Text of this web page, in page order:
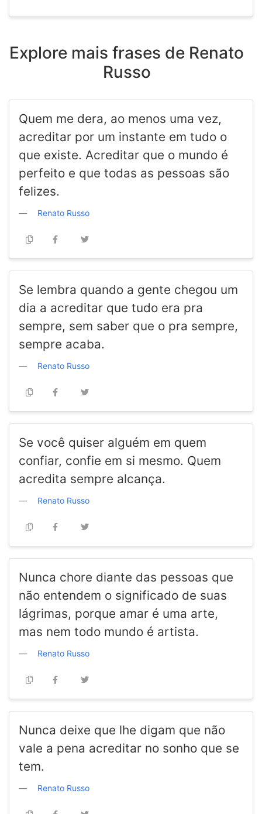
Explore mais frases de Renato
Russo
Quem me dera, ao menos uma vez,
acreditar por um instante em tudo o
que existe. Acreditar que o mundo é
perfeito e que todas as pessoas são
felizes.
Renato Russo
Se lembra quando a gente chegou um
dia a acreditar que tudo era pra
sempre, sem saber que o pra sempre,
sempre acaba.
Renato Russo
Se você quiser alguém em quem
confiar, confie em si mesmo. Quem
acredita sempre alcança.
Renato Russo
Nunca chore diante das pessoas que
não entendem o significado de suas
lágrimas, porque amar é uma arte,
mas nem todo mundo é artista.
Renato Russo
Nunca deixe que lhe digam que não
vale a pena acreditar no sonho que se
tem.
Renato Russo